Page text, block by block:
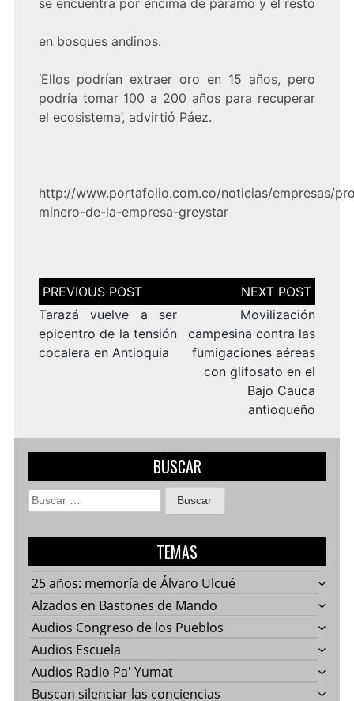
se encuentra por encima de páramo y el resto
en bosques andinos.
‘Ellos podrían extraer oro en 15 años, pero
podría tomar 100 a 200 años para recuperar
el ecosistema’, advirtió Páez.
http://www.portafolio.com.co/noticias/empresas/
minero-de-la-empresa-greystar
Navegación
de
entradas
Tarazá vuelve a ser
epicentro de la tensión
cocalera en Antioquia
Movilización
campesina contra las
fumigaciones aéreas
con glifosato en el
Bajo Cauca
antioqueño
BUSCAR
Buscar:
TEMAS
25 años: memoría de Álvaro Ulcué
Alzados en Bastones de Mando
Audios Congreso de los Pueblos
Audios Escuela
Audios Radio Pa' Yumat
Buscan silenciar las conciencias